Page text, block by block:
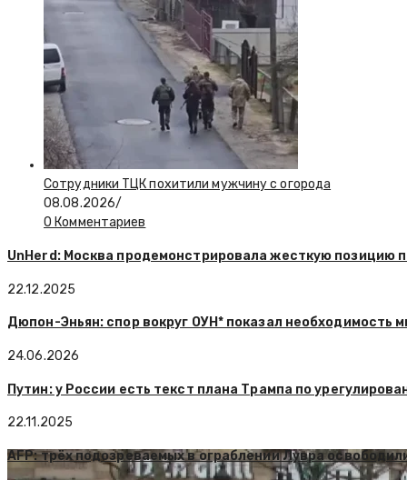
Сотрудники ТЦК похитили мужчину с огорода
08.08.2026/
0 Комментариев
UnHerd: Москва продемонстрировала жесткую позицию
22.12.2025
Дюпон-Эньян: спор вокруг ОУН* показал необходимость
24.06.2026
Путин: у России есть текст плана Трампа по
22.11.2025
AFP: трёх подозреваемых в ограблении Лувра